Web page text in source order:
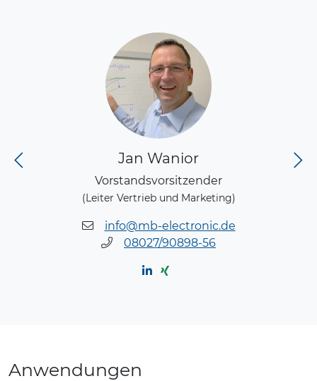
Jan Wanior
Vorstandsvorsitzender
(Leiter Vertrieb und Marketing)
info@mb-electronic.de
08027/90898-56
Anwendungen